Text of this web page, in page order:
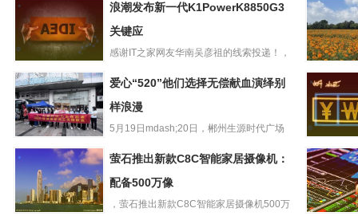
浪潮发布新一代
K1PowerK8850G
3关键应
浪潮发布新一代K1PowerK8850G3
关键应
感谢IT之家网友华南吴彦祖的线索投递！，
共建绿美
企青年赴
地开展志
爱心“520”他们选
择无偿献血演绎
别样浪漫
爱心“520”他们选择无偿献血演绎别
样浪漫
5月19日mdash;20日，郴州生源时代广场
o手机官
内置
萤石推出新款C8C智能家居摄像机：
配备500万像
，萤石推出新款C8C智能家居摄像机500万